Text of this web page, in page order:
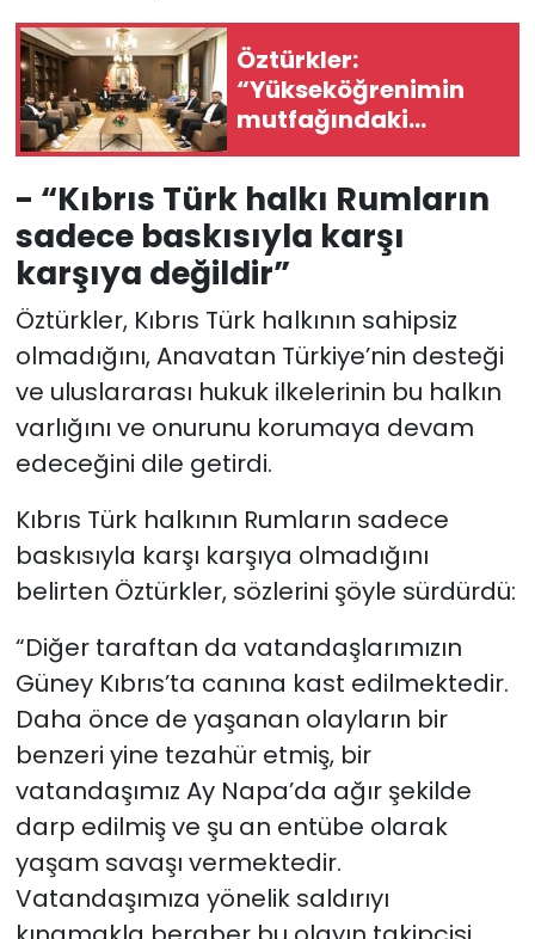
Öztürkler:
“Yükseköğrenimin
mutfağındaki
öğrencilerin
Cumhuriyet
Meclisi’nde kongre
yapması önemli”
- “Kıbrıs Türk halkı Rumların
sadece baskısıyla karşı
karşıya değildir”
Öztürkler, Kıbrıs Türk halkının sahipsiz
olmadığını, Anavatan Türkiye’nin desteği
ve uluslararası hukuk ilkelerinin bu halkın
varlığını ve onurunu korumaya devam
edeceğini dile getirdi.
Kıbrıs Türk halkının Rumların sadece
baskısıyla karşı karşıya olmadığını
belirten Öztürkler, sözlerini şöyle sürdürdü:
“Diğer taraftan da vatandaşlarımızın
Güney Kıbrıs’ta canına kast edilmektedir.
Daha önce de yaşanan olayların bir
benzeri yine tezahür etmiş, bir
vatandaşımız Ay Napa’da ağır şekilde
darp edilmiş ve şu an entübe olarak
yaşam savaşı vermektedir.
Vatandaşımıza yönelik saldırıyı